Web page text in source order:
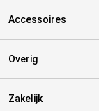
Accessoires
Overig
Zakelijk